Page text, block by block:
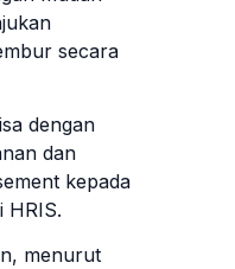
secara
dengan
dan
kepada
HRIS.
menurut